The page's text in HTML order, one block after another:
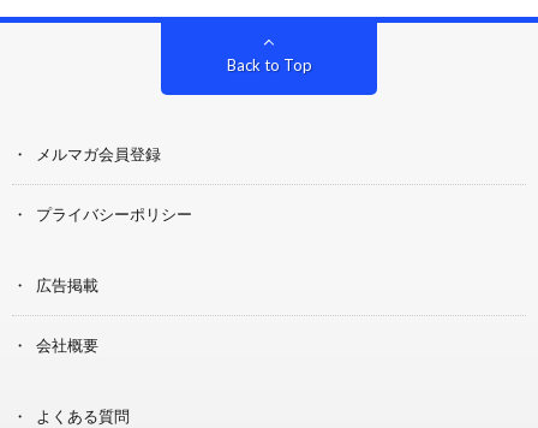
Back to Top
メルマガ会員登録
プライバシーポリシー
広告掲載
会社概要
よくある質問